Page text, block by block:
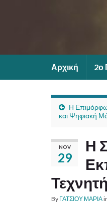
Αρχική 2ο
Η
και Ψηφιακή
NOV
29
Η
By ΓΑΤΣΙΟΥ ΜΑΡΙΑ